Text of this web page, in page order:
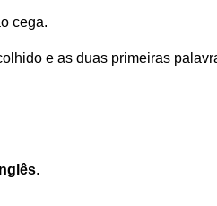
cega.
e as duas primeiras
.